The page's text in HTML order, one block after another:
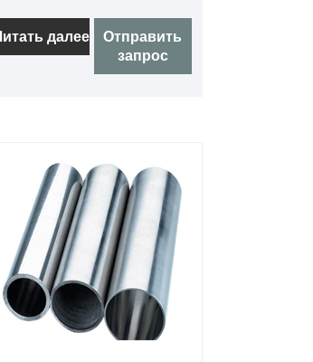
на
полых
алюминиевых профилей из
далее
Отправить
запрос